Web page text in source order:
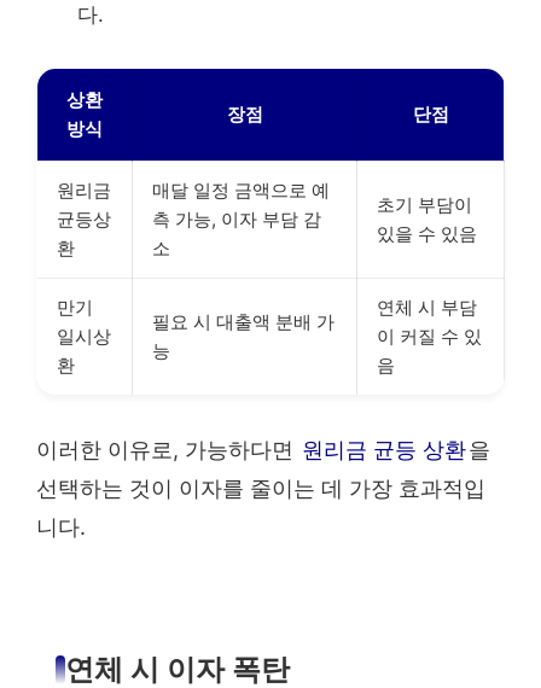
다.
상환
방식
장점 단점
원리금
균등상
환
매달 일정 금액으로 예
측 가능, 이자 부담 감
소
초기 부담이
있을 수 있음
만기
일시상
환
필요 시 대출액 분배 가
능
연체 시 부담
이 커질 수 있
음
이러한 이유로, 가능하다면 원리금 균등 상환을
선택하는 것이 이자를 줄이는 데 가장 효과적입
니다.
연체 시 이자 폭탄